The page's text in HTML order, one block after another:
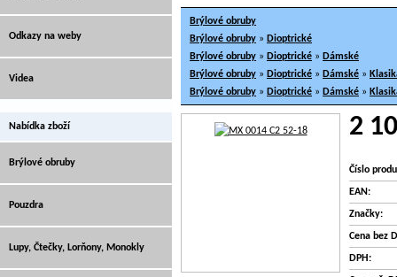
Brýlové obruby
Brýlové obruby » Dioptrické
Brýlové obruby » Dioptrické » Dámské
Brýlové obruby » Dioptrické » Dámské »
Brýlové obruby » Dioptrické » Dámské »
2
Číslo
EAN:
Značky:
Cena bez
DPH:
Odkazy na weby
Videa
Nabídka zboží
Brýlové obruby
Pouzdra
Lupy, Čtečky, Lorňony, Monokly